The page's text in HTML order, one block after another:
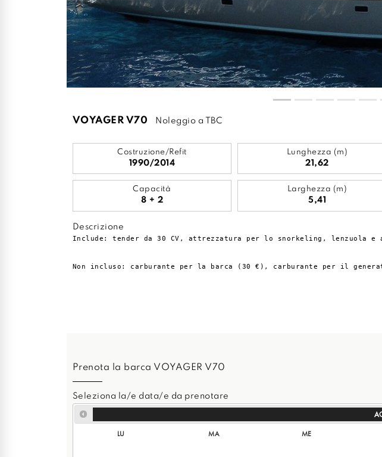
VOYAGER V70 Noleggio a TBC
Costruzione/Refit
1990/2014
Lunghezza (m)
21,62
Capacità
8 + 2
Larghezza (m)
5,41
Descrizione
Include: tender da 30 CV, attrezzatura per lo snorkeling, lenzuola e
Non incluso: carburante per la barca (30 €), carburante per il
Prenota la barca VOYAGER V70
Seleziona la/e data/e da prenotare
LU MA ME